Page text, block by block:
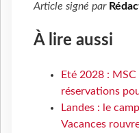
Article signé par
À lire aussi
Eté 2028 :
réservations
Landes : le
Vacances